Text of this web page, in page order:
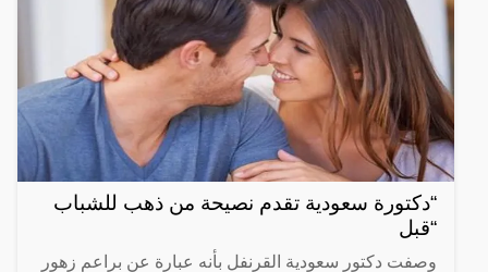
“دكتورة سعودية تقدم نصيحة من ذهب للشباب
“قبل
وصفت دكتور سعودية القرنفل بأنه عبارة عن براعم زهور